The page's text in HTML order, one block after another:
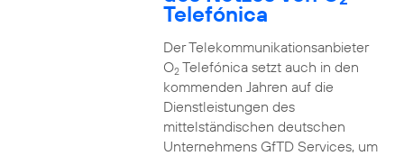
Telefónica
Der Telekommunikationsanbieter
O2Telefónica setzt auch in den
kommenden Jahren auf die
Dienstleistungen des
mittelständischen deutschen
Unternehmens GfTD Services, um